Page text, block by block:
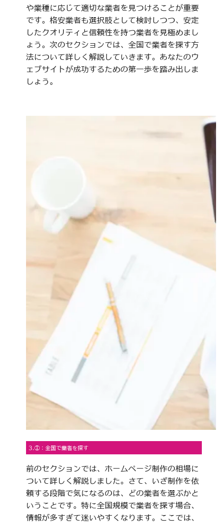
や業種に応じて適切な業者を見つけることが重要
です。格安業者も選択肢として検討しつつ、安定
したクオリティと信頼性を持つ業者を見極めまし
ょう。次のセクションでは、全国で業者を探す方
法について詳しく解説していきます。あなたのウ
ェブサイトが成功するための第一歩を踏み出しま
しょう。
3.①：全国で業者を探す
前のセクションでは、ホームページ制作の相場に
ついて詳しく解説しました。さて、いざ制作を依
頼する段階で気になるのは、どの業者を選ぶかと
いうことです。特に全国規模で業者を探す場合、
情報が多すぎて迷いやすくなります。ここでは、